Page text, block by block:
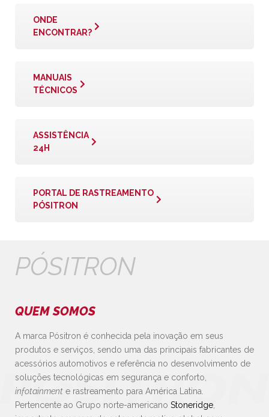
ONDE
ENCONTRAR?
MANUAIS
TÉCNICOS
ASSISTÊNCIA
24H
PORTAL DE RASTREAMENTO
PÓSITRON
PÓSITRON
QUEM SOMOS
A marca Pósitron é conhecida pela inovação em seus
produtos e serviços, sendo uma das principais fabricantes de
acessórios automotivos e referência no desenvolvimento de
soluções tecnológicas em segurança e conforto,
infotainment e rastreamento para América Latina.
Pertencente ao Grupo norte-americano Stoneridge